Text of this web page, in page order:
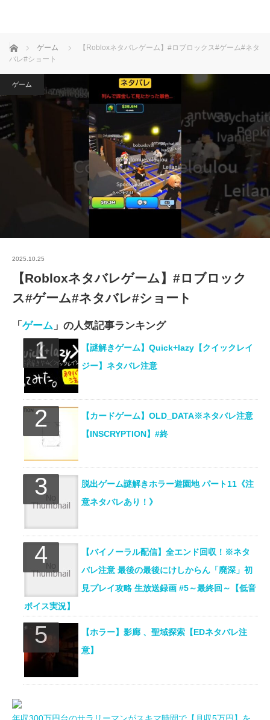
ホーム ゲーム
【Robloxネタバレゲーム】#ロブロックス#ゲーム#ネタ
バレ#ショート
ゲーム
2025.10.25
【Robloxネタバレゲーム】#ロブロック
ス#ゲーム#ネタバレ#ショート
「 ゲーム 」の人気記事ランキング
【謎解きゲーム】Quick+lazy【クイックレイ
ジー】ネタバレ注意
【カードゲーム】OLD_DATA※ネタバレ注意
【INSCRYPTION】#終
脱出ゲーム謎解きホラー遊園地 パート11《注
意ネタバレあり！》
【バイノーラル配信】全エンド回収！※ネタ
バレ注意 最後の最後にけしからん「廃深」初
見プレイ攻略 生放送録画 #5～最終回～【低音
ボイス実況】
【ホラー】影廊 、聖域探索【EDネタバレ注
意】